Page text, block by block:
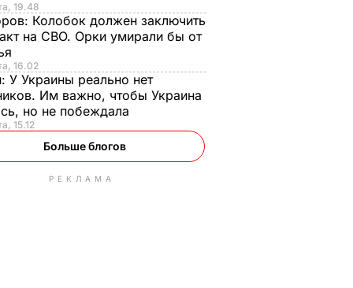
19.48
Колобок должен заключить
на СВО. Орки умирали бы от
16.02
У Украины реально нет
Им важно, чтобы Украина
но не побеждала
15.12
Больше блогов
РЕКЛАМА